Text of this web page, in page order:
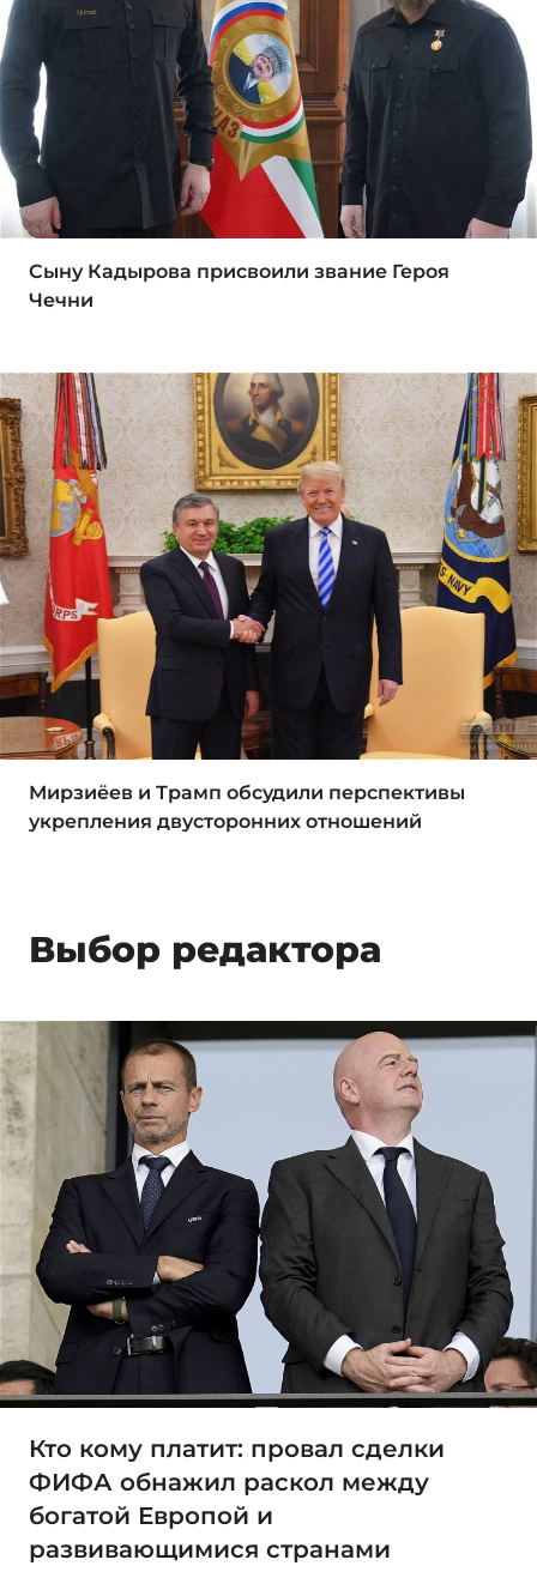
Сыну Кадырова присвоили звание Героя
Чечни
Мирзиёев и Трамп обсудили перспективы
укрепления двусторонних отношений
Выбор редактора
Кто кому платит: провал сделки
ФИФА обнажил раскол между
богатой Европой и
развивающимися странами